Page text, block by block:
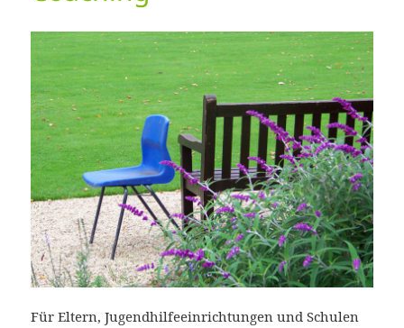
Für Eltern, Jugendhilfeeinrichtungen und Schulen